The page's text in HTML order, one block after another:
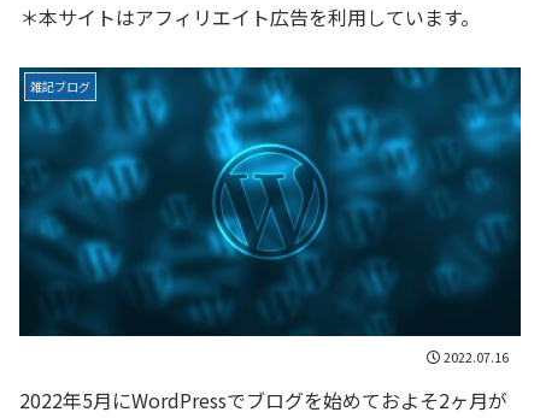
＊本サイトはアフィリエイト広告を利用しています。
雑記ブログ
2022.07.16
2022年5月にWordPressでブログを始めておよそ2ヶ月が